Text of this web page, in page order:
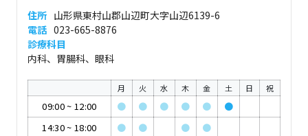
住所 山形県東村山郡山辺町大字山辺6139-6
電話 023-665-8876
診療科目
内科、胃腸科、眼科
月 火 水 木 金 土 日 祝
09:00~ 12:00 ● ● ● ● ●
●
14:30~ 18:00 ● ● ● ●